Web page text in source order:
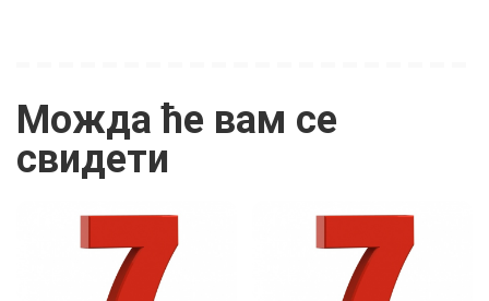
Можда ће вам се
свидети